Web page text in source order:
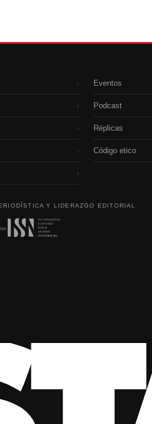
›
›
›
›
›
Eventos
Podcast
Réplicas
Código etico
Y LIDERAZGO EDITORIAL